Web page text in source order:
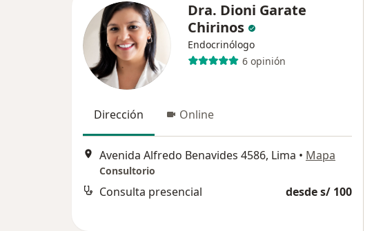
Dra. Dioni Garate
Chirinos
Endocrinólogo
6 opinión
Dirección Online
Avenida Alfredo Benavides 4586, Lima • Mapa
Consultorio
Consulta presencial desde s/ 100